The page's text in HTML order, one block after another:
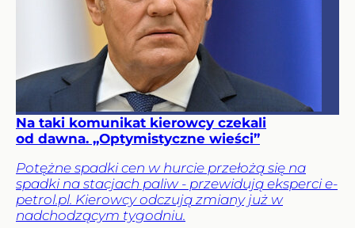
Na taki komunikat kierowcy czekali
od dawna. „Optymistyczne wieści”
Potężne spadki cen w hurcie przełożą się na
spadki na stacjach paliw - przewidują eksperci e-
petrol.pl. Kierowcy odczują zmiany już w
nadchodzącym tygodniu.